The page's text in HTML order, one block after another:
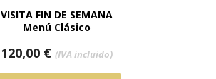
VISITA FIN DE SEMANA
Menú Clásico
120,00 € (IVA incluido)